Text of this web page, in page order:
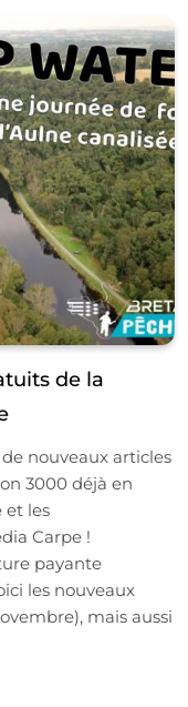
de la
nouveaux articles
3000 déjà en
et les
Carpe !
payante
les nouveaux
mais aussi